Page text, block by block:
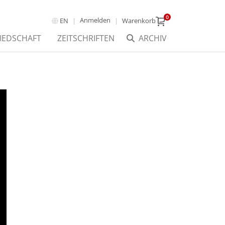
EN Anmelden Warenkorb 0
ARCHIV
ZEITSCHRIFTEN